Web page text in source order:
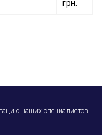
грн.
наших специалистов.